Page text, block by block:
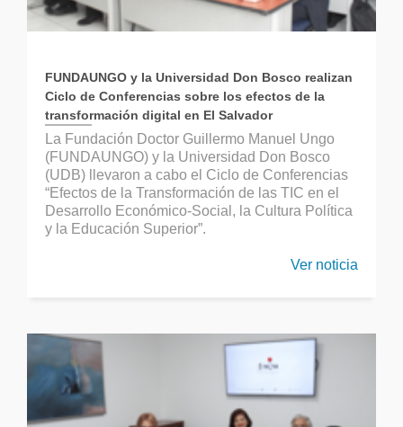
FUNDAUNGO y la Universidad Don Bosco realizan
Ciclo de Conferencias sobre los efectos de la
transformación digital en El Salvador
La Fundación Doctor Guillermo Manuel Ungo
(FUNDAUNGO) y la Universidad Don Bosco
(UDB) llevaron a cabo el Ciclo de Conferencias
“Efectos de la Transformación de las TIC en el
Desarrollo Económico-Social, la Cultura Política
y la Educación Superior”.
Ver noticia